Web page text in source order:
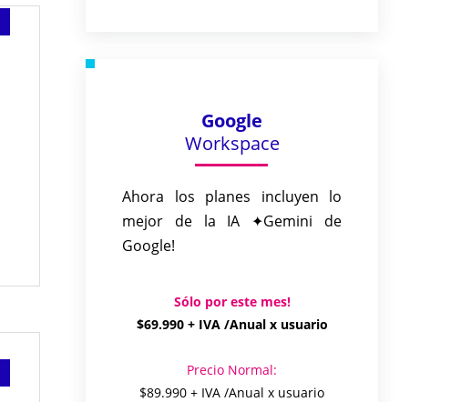
Google
Workspace
Ahora los planes incluyen lo
mejor de la IA ✦Gemini de
Google!
Sólo por este mes!
$69.990 + IVA /Anual x usuario
Precio Normal:
$89.990 + IVA /Anual x usuario